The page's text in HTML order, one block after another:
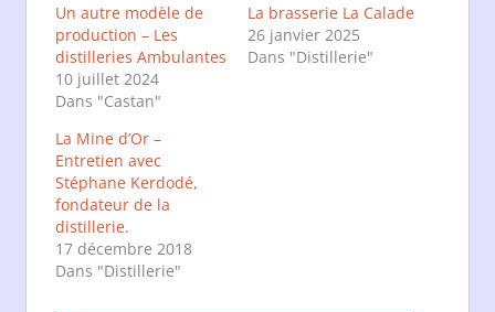
Un autre modèle de
production – Les
distilleries Ambulantes
10 juillet 2024
Dans "Castan"
La brasserie La Calade
26 janvier 2025
Dans "Distillerie"
La Mine d’Or –
Entretien avec
Stéphane Kerdodé,
fondateur de la
distillerie.
17 décembre 2018
Dans "Distillerie"